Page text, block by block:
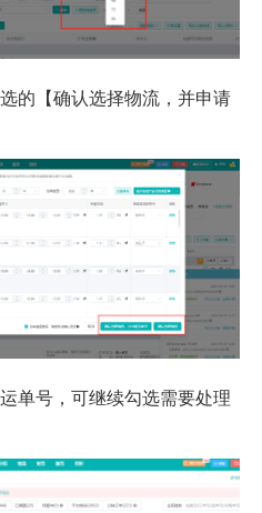
的【确认选择物流，并申请
单号，可继续勾选需要处理